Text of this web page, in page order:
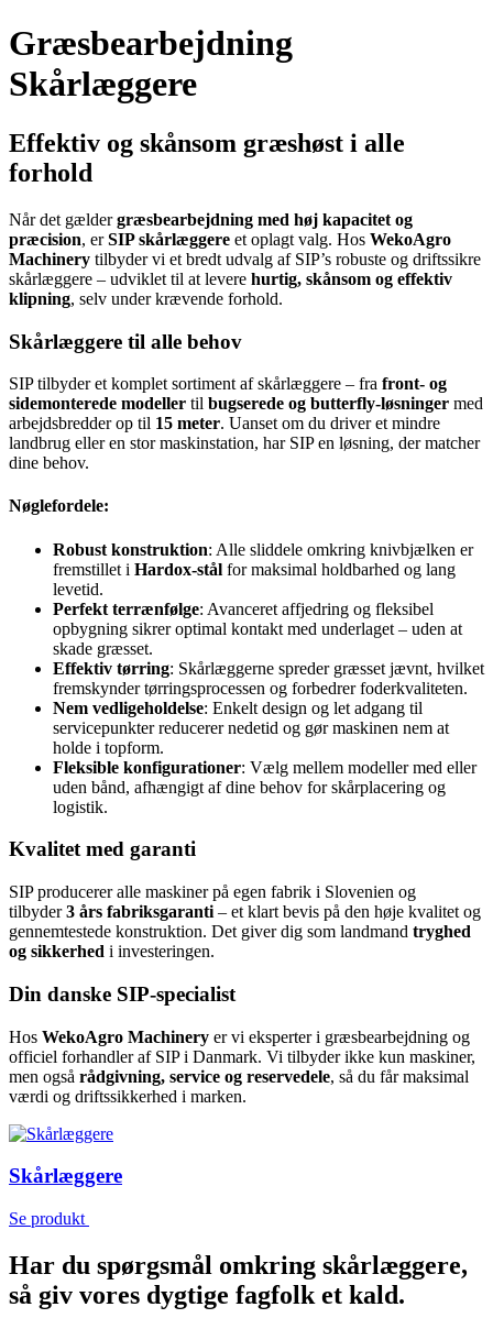
Græsbearbejdning
Skårlæggere
Effektiv og skånsom græshøst i alle
forhold
Når det gældergræsbearbejdning med høj kapacitet og
præcision, erSIP skårlæggere et oplagt valg. Hos WekoAgro
Machinery tilbyder vi et bredt udvalg af SIP’s robuste og driftssikre
skårlæggere – udviklet til at levere hurtig, skånsom og effektiv
klipning, selv under krævende forhold.
Skårlæggere til alle behov
SIP tilbyder et komplet sortiment af skårlæggere – fra front- og
sidemonterede modeller til bugserede og butterfly-løsninger med
arbejdsbredder op til 15 meter. Uanset om du driver et mindre
landbrug eller en stor maskinstation, har SIP en løsning, der matcher
dine behov.
Nøglefordele:
Robust konstruktion: Alle sliddele omkring knivbjælken er
fremstillet i Hardox-stål for maksimal holdbarhed og lang
levetid.
Perfekt terrænfølge: Avanceret affjedring og fleksibel
opbygning sikrer optimal kontakt med underlaget – uden at
skade græsset.
Effektiv tørring: Skårlæggerne spreder græsset jævnt, hvilket
fremskynder tørringsprocessen og forbedrer foderkvaliteten.
Nem vedligeholdelse: Enkelt design og let adgang til
servicepunkter reducerer nedetid og gør maskinen nem at
holde i topform.
Fleksible konfigurationer: Vælg mellem modeller med eller
uden bånd, afhængigt af dine behov for skårplacering og
logistik.
Kvalitet med garanti
SIP producerer alle maskiner på egen fabrik i Slovenien og
tilbyder3 års fabriksgaranti – et klart bevis på den høje kvalitet og
gennemtestede konstruktion. Det giver dig som landmand tryghed
og sikkerhed i investeringen.
Din danske SIP-specialist
Hos WekoAgro Machinery er vi eksperter i græsbearbejdning og
officiel forhandler af SIP i Danmark. Vi tilbyder ikke kun maskiner,
men også rådgivning, service og reservedele, så du får maksimal
værdi og driftssikkerhed i marken.
Skårlæggere
Se produkt
Har du spørgsmål omkring skårlæggere,
så giv vores dygtige fagfolk et kald.